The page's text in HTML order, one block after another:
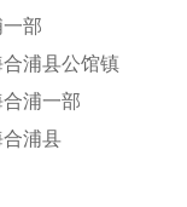
部
浦县公馆镇
浦一部
浦县